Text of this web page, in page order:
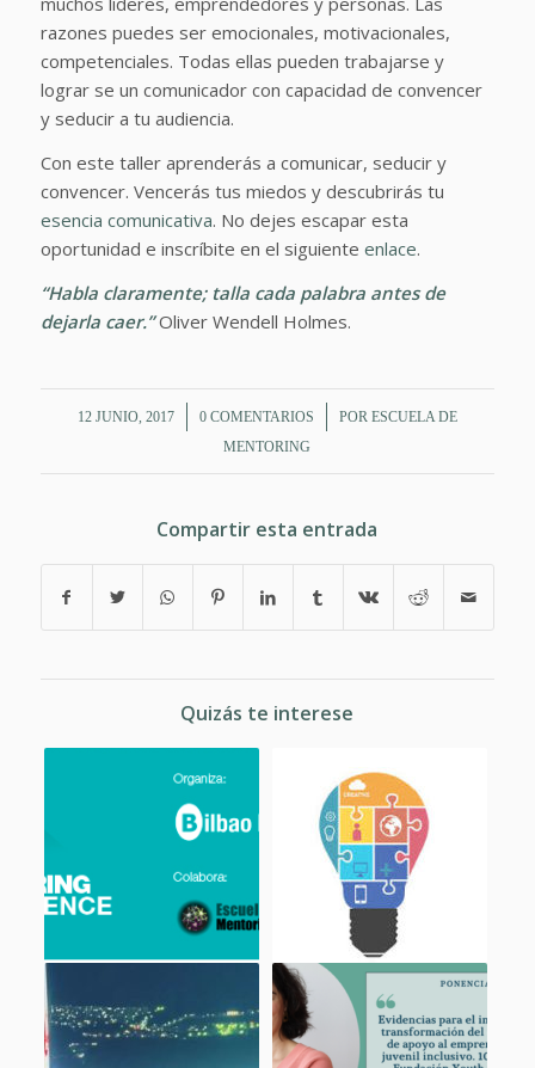
razones puedes ser emocionales, motivacionales,
competenciales. Todas ellas pueden trabajarse y
lograr se un comunicador con capacidad de convencer
y seducir a tu audiencia.
Con este taller aprenderás a comunicar, seducir y
convencer. Vencerás tus miedos y descubrirás tu
esencia comunicativa. No dejes escapar esta
oportunidad e inscríbite en el siguiente enlace.
“Habla claramente; talla cada palabra antes de
dejarla caer.”Oliver Wendell Holmes.
12 JUNIO, 2017
/ 0 COMENTARIOS
/ POR ESCUELA DE
MENTORING
Compartir esta entrada
Quizás te interese